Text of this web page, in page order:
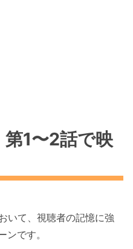
1〜2話で映
いて、視聴者の記憶に強
ンです。